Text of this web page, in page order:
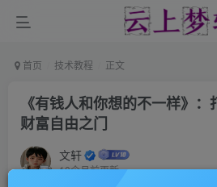
首页 技术教程 正文
《有钱人和你想的不一样》
财富自由之门
文轩
10个月前更新